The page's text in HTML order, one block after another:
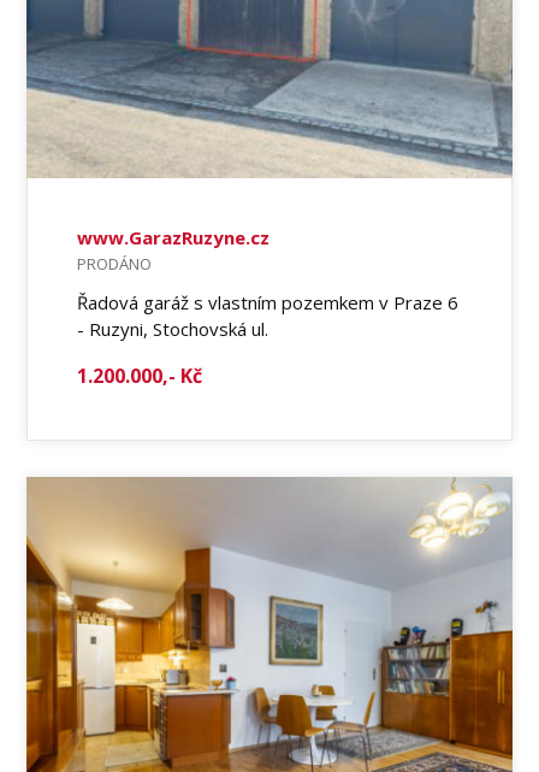
www.GarazRuzyne.cz
PRODÁNO
Řadová garáž s vlastním pozemkem v Praze 6
- Ruzyni, Stochovská ul.
1.200.000,- Kč